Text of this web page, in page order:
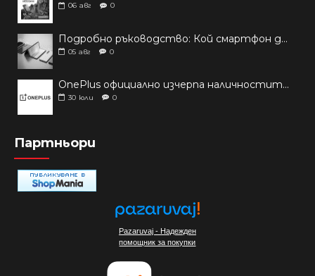
06 авг 0
Подробно ръководство: Кой смартфон да купиш през 2026 г.?
05 авг 0
OnePlus официално изчерпа наличностите си от телефони на основни пазари
30 юли 0
Партньори
Pazaruvaj - Надежден
помощник за покупки